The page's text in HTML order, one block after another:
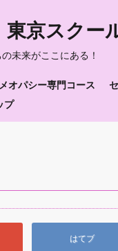
京スクー
未来がここにある！
オパシー専門コース
プ
はてブ